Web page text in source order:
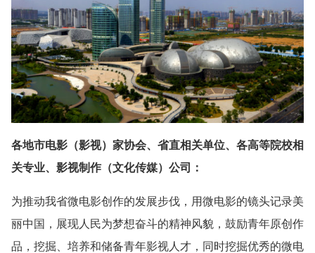
各地市电影（影视）家协会、省直相关单位、各高等院校相
关专业、影视制作（文化传媒）公司：
为推动我省微电影创作的发展步伐，用微电影的镜头记录美
丽中国，展现人民为梦想奋斗的精神风貌，鼓励青年原创作
品，挖掘、培养和储备青年影视人才，同时挖掘优秀的微电